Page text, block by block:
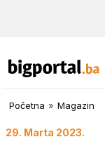
Početna » Magazin
29. Marta 2023.